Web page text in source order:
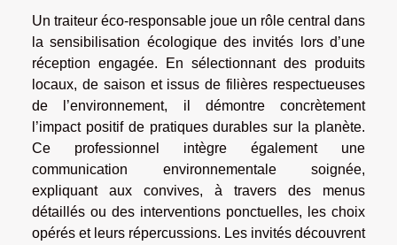
Un traiteur éco-responsable joue un rôle central dans
la sensibilisation écologique des invités lors d’une
réception engagée. En sélectionnant des produits
locaux, de saison et issus de filières respectueuses
de l’environnement, il démontre concrètement
l’impact positif de pratiques durables sur la planète.
Ce professionnel intègre également une
communication environnementale soignée,
expliquant aux convives, à travers des menus
détaillés ou des interventions ponctuelles, les choix
opérés et leurs répercussions. Les invités découvrent